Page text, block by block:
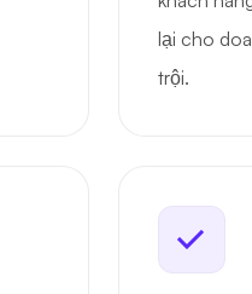
lại cho
trội.